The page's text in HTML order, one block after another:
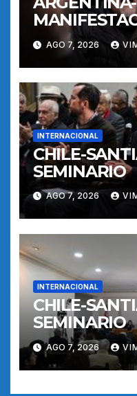
AGO 7, 2026
INTERNACIONAL
CHILE-
SEMINARIO
AGO 7, 2026
INTERNACIONAL
CHILE-
SEMINARIO
AGO 7, 2026